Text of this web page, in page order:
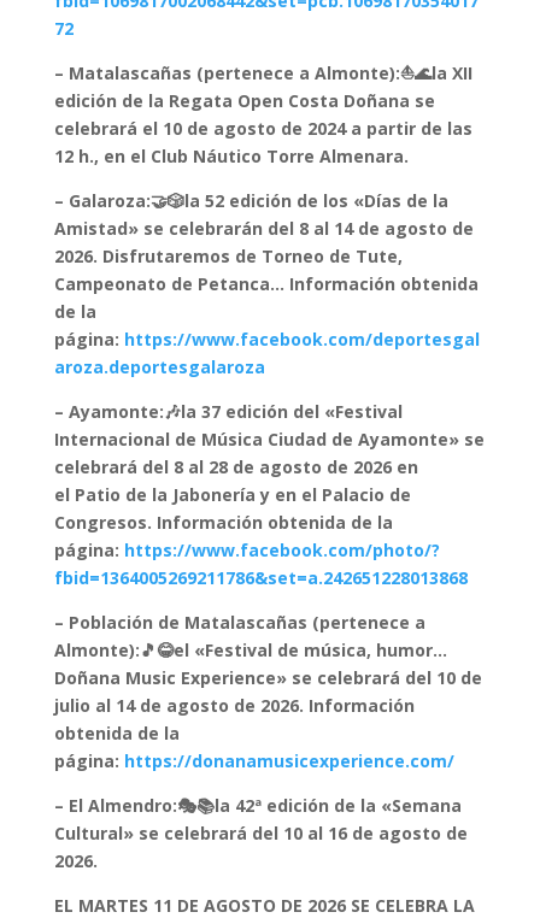
72
– Matalascañas (pertenece a Almonte):⛵🌊la XII
edición de la Regata Open Costa Doñana se
celebrará el 10 de agosto de 2024 a partir de las
12 h., en el Club Náutico Torre Almenara.
– Galaroza:🤝🎲la 52 edición de los «Días de la
Amistad» se celebrarán del 8 al 14 de agosto de
2026. Disfrutaremos de Torneo de Tute,
Campeonato de Petanca… Información obtenida
de la
página: https://www.facebook.com/deportesgal
aroza.deportesgalaroza
– Ayamonte:🎶la 37 edición del «Festival
Internacional de Música Ciudad de Ayamonte» se
celebrará del 8 al 28 de agosto de 2026 en
el Patio de la Jabonería y en el Palacio de
Congresos. Información obtenida de la
página: https://www.facebook.com/photo/?
fbid=1364005269211786&set=a.242651228013868
– Población de Matalascañas (pertenece a
Almonte):🎵😂el «Festival de música, humor…
Doñana Music Experience» se celebrará del 10 de
julio al 14 de agosto de 2026. Información
obtenida de la
página: https://donanamusicexperience.com/
– El Almendro:🎭📚la 42ª edición de la «Semana
Cultural» se celebrará del 10 al 16 de agosto de
2026.
EL MARTES 11 DE AGOSTO DE 2026 SE CELEBRA LA